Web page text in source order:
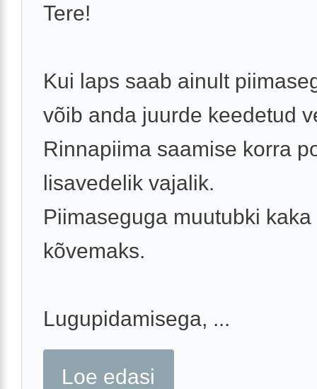
Tere!
Kui laps saab ainult
võib anda juurde keedetud
Rinnapiima saamise korra
lisavedelik vajalik.
Piimaseguga muutubki kaka
kõvemaks.
Lugupidamisega, ...
Loe edasi